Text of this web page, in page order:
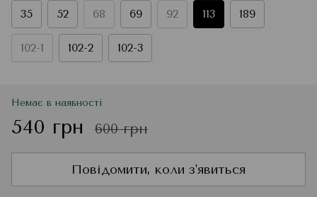
35 52 68 69 92 113 189
102-1 102-2 102-3
Немає в наявності
540 грн 600 грн
Повідомити, коли з'явиться